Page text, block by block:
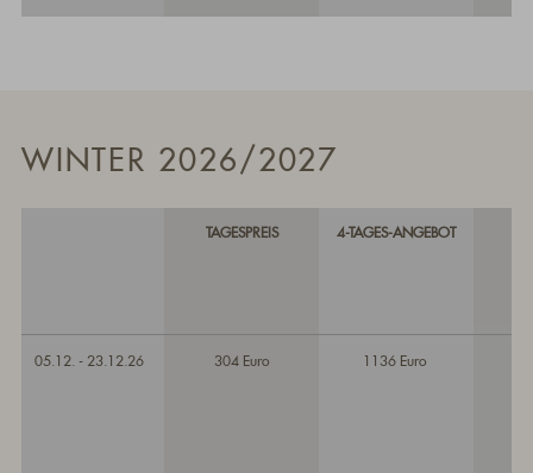
WINTER 2026/2027
TAGESPREIS 4-TAGES-ANGEBOT
05.12. - 23.12.26 304 Euro 1136 Euro